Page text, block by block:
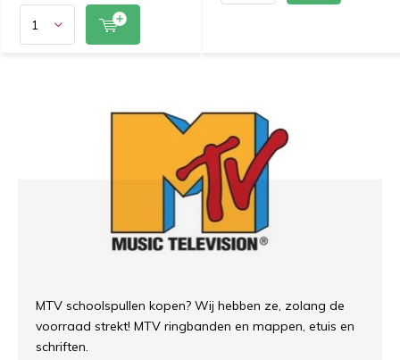
MTV schoolspullen kopen? Wij hebben ze, zolang de
voorraad strekt! MTV ringbanden en mappen, etuis en
schriften.